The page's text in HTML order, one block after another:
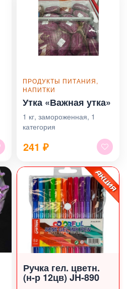
ПРОДУКТЫ ПИТАНИЯ,
НАПИТКИ
Утка «Важная утка»
1 кг, замороженная, 1
категория
241 ₽
Ручка гел. цветн.
(н-р 12цв) JH-890